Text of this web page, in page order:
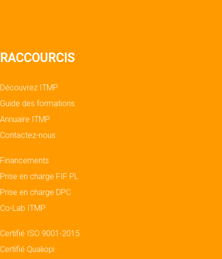
RACCOURCIS
Découvrez ITMP
Guide des formations
Annuaire ITMP
Contactez-nous
Financements
Prise en charge FIF PL
Prise en charge DPC
Co-Lab ITMP
Certifié ISO 9001-2015
Certifié Qualiopi